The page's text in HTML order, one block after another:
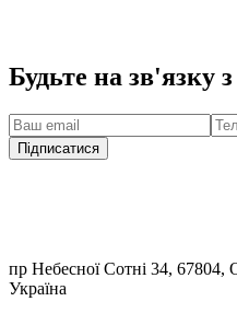
Будьте на зв'язку
Підписатися
пр Небесної Сотні 34, 67804,
Україна